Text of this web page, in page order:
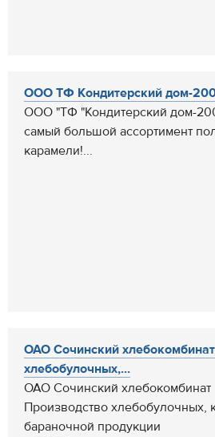
ООО ТФ Кондитерский дом-
ООО "ТФ "Кондитерский дом-
самый большой ассортимент
карамели!...
ОАО Сочинский
хлебобулочных,...
ОАО Сочинский хлебокомбинат
Производство хлебобулочных,
бараночной продукции